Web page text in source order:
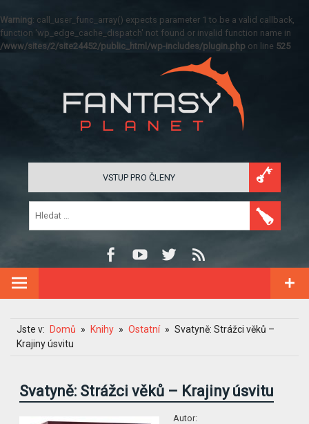
Warning: call_user_func_array() expects parameter 1 to be a valid callback,
function 'wp_edge_cache_dispatch' not found or invalid function name in
/www/sites/2/site24452/public_html/wp-includes/plugin.php on line 525
VSTUP PRO ČLENY
Jste v: Domů Knihy Ostatní
Svatyně: Strážci věků –
Krajiny úsvitu
Svatyně: Strážci věků – Krajiny úsvitu
Autor: